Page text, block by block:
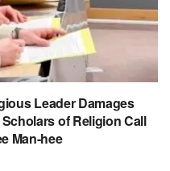
Leader Damages
of Religion Call
Man-hee